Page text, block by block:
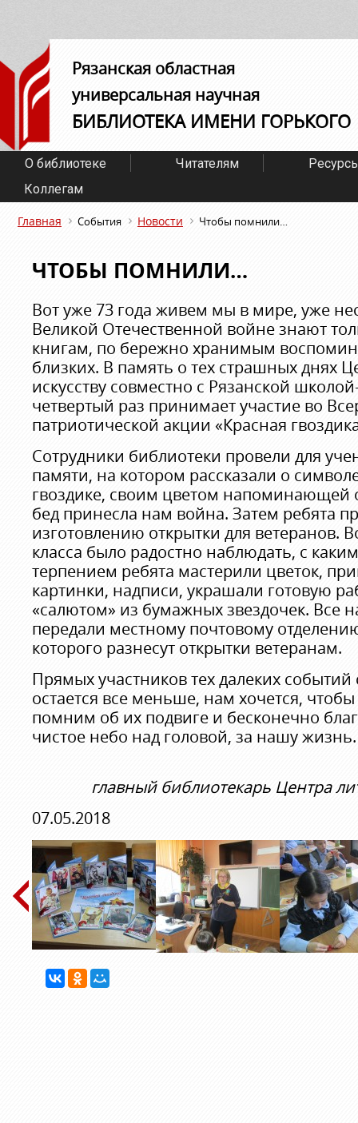
Рязанская областная
универсальная научная
БИБЛИОТЕКА ИМЕНИ ГОРЬКОГО
О библиотеке Читателям
Коллегам
Главная События Новости Чтобы помнили…
ЧТОБЫ ПОМНИЛИ…
Вот уже 73 года живем мы в мире, уже
Великой Отечественной войне знают
книгам, по бережно хранимым
близких. В память о тех страшных днях
искусству совместно с Рязанской
четвертый раз принимает участие во
патриотической акции «Красная
Сотрудники библиотеки провели для
памяти, на котором рассказали о
гвоздике, своим цветом напоминающей
бед принесла нам война. Затем ребята
изготовлению открытки для ветеранов.
класса было радостно наблюдать, с
терпением ребята мастерили цветок,
картинки, надписи, украшали готовую
«салютом» из бумажных звездочек. Все
передали местному почтовому
которого разнесут открытки ветеранам.
Прямых участников тех далеких
остается все меньше, нам хочется,
помним об их подвиге и бесконечно
чистое небо над головой, за нашу жизнь.
главный библиотекарь Центра
07.05.2018